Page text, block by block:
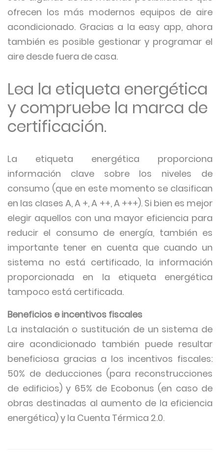
ofrecen los más modernos equipos de aire
acondicionado. Gracias a la easy app, ahora
también es posible gestionar y programar el
aire desde fuera de casa.
Lea la etiqueta energética
y compruebe la marca de
certificación.
La etiqueta energética proporciona
información clave sobre los niveles de
consumo (que en este momento se clasifican
en las clases A, A +, A ++, A +++). Si bien es mejor
elegir aquellos con una mayor eficiencia para
reducir el consumo de energía, también es
importante tener en cuenta que cuando un
sistema no está certificado, la información
proporcionada en la etiqueta energética
tampoco está certificada.
Beneficios e incentivos fiscales
La instalación o sustitución de un sistema de
aire acondicionado también puede resultar
beneficiosa gracias a los incentivos fiscales:
50% de deducciones (para reconstrucciones
de edificios) y 65% de Ecobonus (en caso de
obras destinadas al aumento de la eficiencia
energética) y la Cuenta Térmica 2.0.